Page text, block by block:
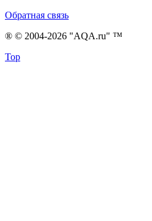
Обратная связь
® © 2004-2026 "AQA.ru" ™
Top